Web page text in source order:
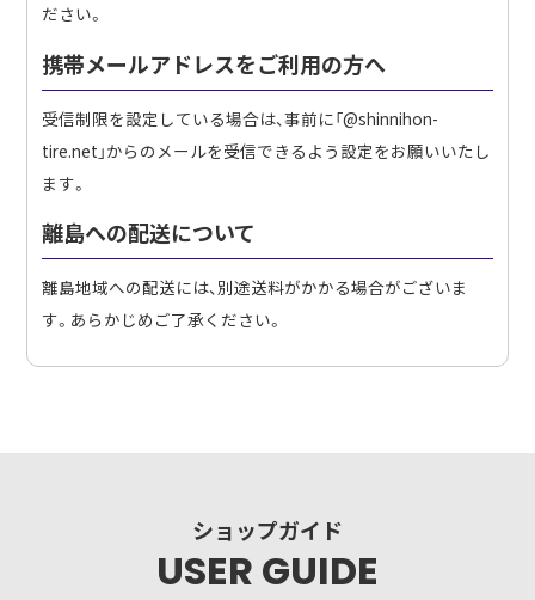
ださい。
携帯メールアドレスをご利用の方へ
受信制限を設定している場合は、事前に「@shinnihon-
tire.net」からのメールを受信できるよう設定をお願いいたし
ます。
離島への配送について
離島地域への配送には、別途送料がかかる場合がございま
す。あらかじめご了承ください。
ショップガイド
USER GUIDE